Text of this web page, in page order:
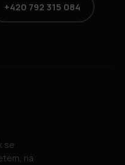
+420 792 315 084
se
na